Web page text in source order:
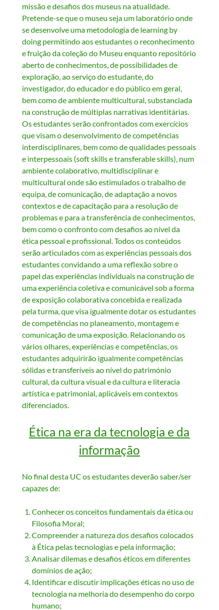
missão e desafios dos museus na atualidade.
Pretende-se que o museu seja um laboratório onde
se desenvolve uma metodologia de learning by
doing permitindo aos estudantes o reconhecimento
e fruição da coleção do Museu enquanto repositório
aberto de conhecimentos, de possibilidades de
exploração, ao serviço do estudante, do
investigador, do educador e do público em geral,
bem como de ambiente multicultural, substanciada
na construção de múltiplas narrativas identitárias.
Os estudantes serão confrontados com exercícios
que visam o desenvolvimento de competências
interdisciplinares, bem como de qualidades pessoais
e interpessoais (soft skills e transferable skills), num
ambiente colaborativo, multidisciplinar e
multicultural onde são estimulados o trabalho de
equipa, de comunicação, de adaptação a novos
contextos e de capacitação para a resolução de
problemas e para a transferência de conhecimentos,
bem como o confronto com desafios ao nível da
ética pessoal e profissional. Todos os conteúdos
serão articulados com as experiências pessoais dos
estudantes convidando a uma reflexão sobre o
papel das experiências individuais na construção de
uma experiência coletiva e comunicável sob a forma
de exposição colaborativa concebida e realizada
pela turma, que visa igualmente dotar os estudantes
de competências no planeamento, montagem e
comunicação de uma exposição. Relacionando os
vários olhares, experiências e competências, os
estudantes adquirirão igualmente competências
sólidas e transferíveis ao nível do património
cultural, da cultura visual e da cultura e literacia
artística e patrimonial, aplicáveis em contextos
diferenciados.
Ética na era da tecnologia e da
informação
No final desta UC os estudantes deverão saber/ser
capazes de:
Conhecer os conceitos fundamentais da ética ou
Filosofia Moral;
Compreender a natureza dos desafios colocados
à Ética pelas tecnologias e pela informação;
Analisar dilemas e desafios éticos em diferentes
domínios de ação;
Identificar e discutir implicações éticas no uso de
tecnologia na melhoria do desempenho do corpo
humano;